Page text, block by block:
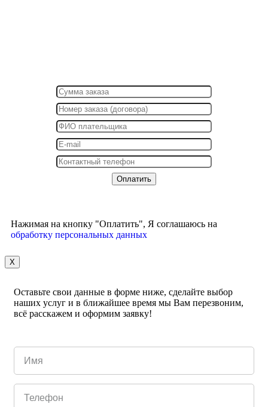
Нажимая на кнопку "Оплатить", Я соглашаюсь на
обработку персональных данных
X
Оставьте свои данные в форме ниже, сделайте выбор
наших услуг и в ближайшее время мы Вам перезвоним,
всё расскажем и оформим заявку!